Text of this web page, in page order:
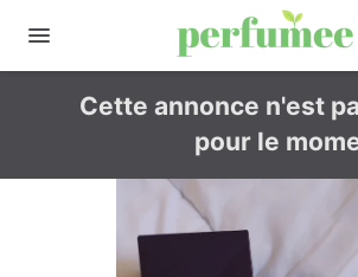
Cette annonce n'est
pour le